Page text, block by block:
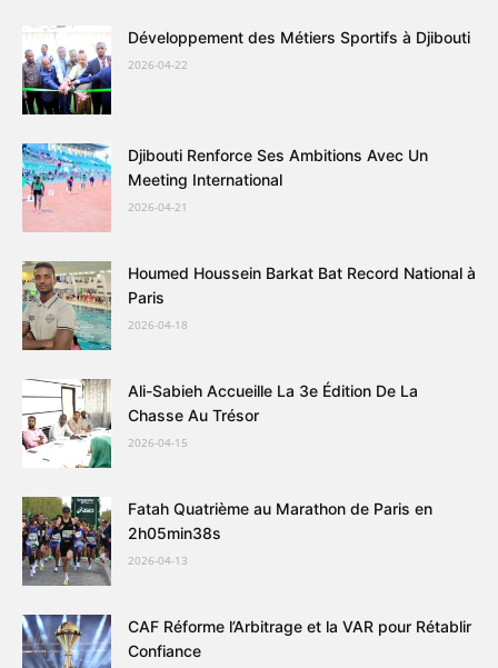
Développement des Métiers Sportifs à Djibouti
2026-04-22
Djibouti Renforce Ses Ambitions Avec Un
Meeting International
2026-04-21
Houmed Houssein Barkat Bat Record National à
Paris
2026-04-18
Ali-Sabieh Accueille La 3e Édition De La
Chasse Au Trésor
2026-04-15
Fatah Quatrième au Marathon de Paris en
2h05min38s
2026-04-13
CAF Réforme l’Arbitrage et la VAR pour Rétablir
Confiance